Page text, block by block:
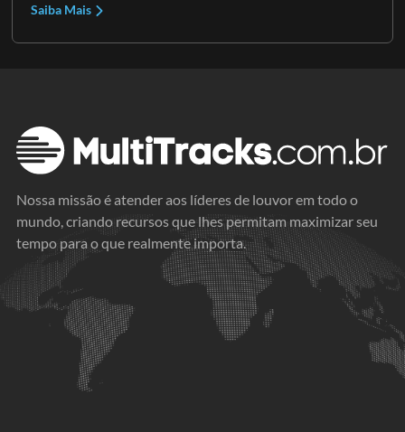
Saiba Mais
Nossa missão é atender aos líderes de louvor em todo o
mundo, criando recursos que lhes permitam maximizar seu
tempo para o que realmente importa.